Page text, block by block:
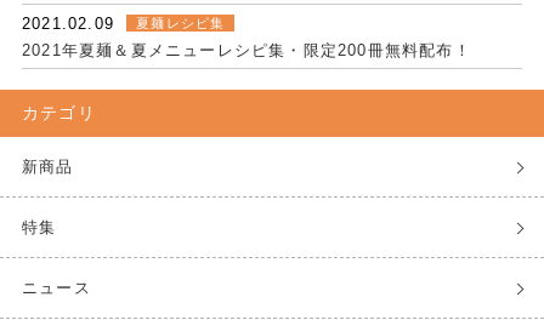
2021.02.09 夏麺レシピ集
2021年夏麺＆夏メニューレシピ集・限定200冊無料配布！
カテゴリ
新商品
特集
ニュース